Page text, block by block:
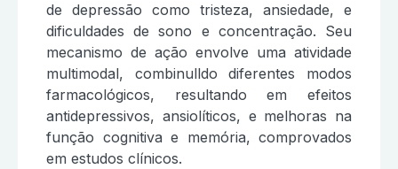
de depressão como tristeza, ansiedade, e
dificuldades de sono e concentração. Seu
mecanismo de ação envolve uma atividade
multimodal, combinulldo diferentes modos
farmacológicos, resultando em efeitos
antidepressivos, ansiolíticos, e melhoras na
função cognitiva e memória, comprovados
em estudos clínicos.